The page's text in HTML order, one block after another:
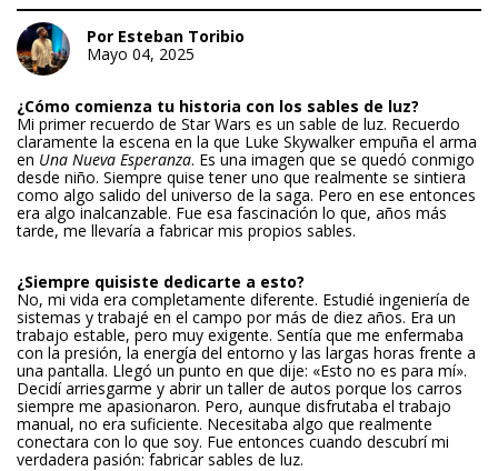
Por Esteban Toribio
Mayo 04, 2025
¿Cómo comienza tu historia con los sables de luz?
Mi primer recuerdo de Star Wars es un sable de luz. Recuerdo
claramente la escena en la que Luke Skywalker empuña el arma
en Una Nueva Esperanza. Es una imagen que se quedó conmigo
desde niño. Siempre quise tener uno que realmente se sintiera
como algo salido del universo de la saga. Pero en ese entonces
era algo inalcanzable. Fue esa fascinación lo que, años más
tarde, me llevaría a fabricar mis propios sables.
¿Siempre quisiste dedicarte a esto?
No, mi vida era completamente diferente. Estudié ingeniería de
sistemas y trabajé en el campo por más de diez años. Era un
trabajo estable, pero muy exigente. Sentía que me enfermaba
con la presión, la energía del entorno y las largas horas frente a
una pantalla. Llegó un punto en que dije: «Esto no es para mí».
Decidí arriesgarme y abrir un taller de autos porque los carros
siempre me apasionaron. Pero, aunque disfrutaba el trabajo
manual, no era suficiente. Necesitaba algo que realmente
conectara con lo que soy. Fue entonces cuando descubrí mi
verdadera pasión: fabricar sables de luz.